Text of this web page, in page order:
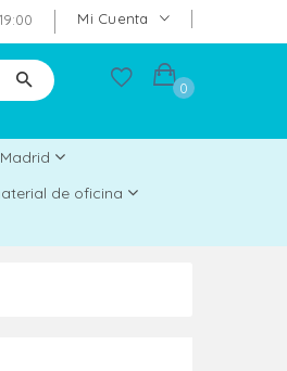
Mi Cuenta
0
de oficina